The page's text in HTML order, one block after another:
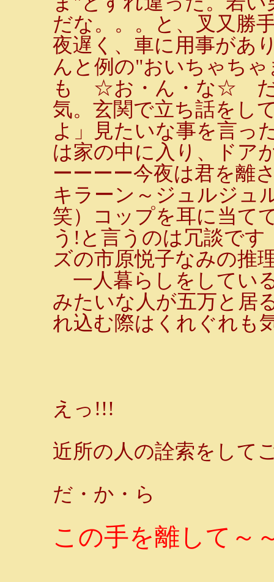
だな。。。と、叉又勝
夜遅く、車に用事があ
んと例の"おいちゃち
も ☆お・ん・な☆ だ!
気。玄関で立ち話をし
よ」見たいな事を言っ
は家の中に入り、ドア
ーーーー今夜は君を
キラーン～ジュルジュ
笑）コップを耳に当て
う!と言うのは冗談で
ズの市原悦子なみの推
一人暮らしをしてい
みたいな人が五万と居
れ込む際はくれぐれも
えっ!!!
近所の人の詮索をして
だ・か・ら
この手を離して～